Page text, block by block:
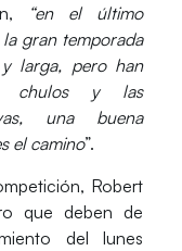
“en el último
gran temporada
larga, pero han
chulos y las
una buena
el camino”.
Robert
que deben de
del lunes